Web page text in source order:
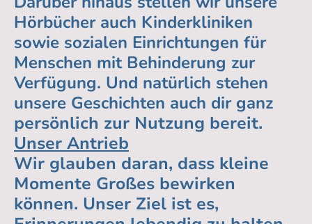
Hörbücher auch Kinderkliniken
sowie sozialen Einrichtungen für
Menschen mit Behinderung zur
Verfügung. Und natürlich stehen
unsere Geschichten auch dir ganz
persönlich zur Nutzung bereit.
Unser Antrieb
Wir glauben daran, dass kleine
Momente Großes bewirken
können. Unser Ziel ist es,